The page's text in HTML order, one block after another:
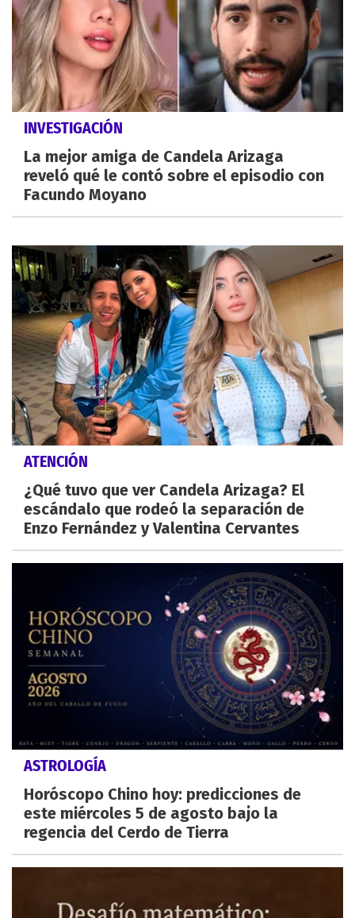
INVESTIGACIÓN
La mejor amiga de Candela Arizaga
reveló qué le contó sobre el episodio con
Facundo Moyano
ATENCIÓN
¿Qué tuvo que ver Candela Arizaga? El
escándalo que rodeó la separación de
Enzo Fernández y Valentina Cervantes
ASTROLOGÍA
Horóscopo Chino hoy: predicciones de
este miércoles 5 de agosto bajo la
regencia del Cerdo de Tierra